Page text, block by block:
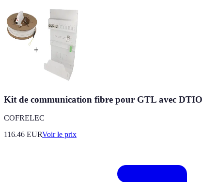
Kit de communication fibre pour GTL avec DTIO
COFRELEC
116.46 EURVoir le prix